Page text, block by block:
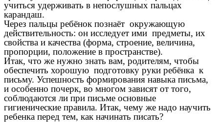
учиться удерживать в непослушных пальцах
карандаш.
Через пальцы ребёнок познаёт окружающую
действительность: он исследует ими предметы, их
свойства и качества (форма, строение, величина,
пропорции, положение в пространстве).
Итак, что же нужно знать вам, родителям, чтобы
обеспечить хорошую подготовку руки ребёнка к
письму. Успешность формирования навыка письма,
и особенно почерк, во многом зависят от того,
соблюдаются ли при письме основные
гигиенические правила. Итак, чему же надо научить
ребенка перед тем, как начинать писать?